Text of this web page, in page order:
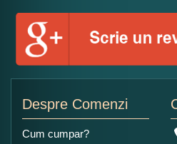
Numele dumneavoastra:
Despre Comenzi
Cum cumpar?